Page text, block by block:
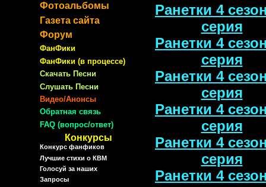
Фотоальбомы
Газета сайта
Форум
ФанФики
ФанФики (в процессе)
Скачать Песни
Слушать Песни
Видео/Анонсы
Обратная связь
FAQ (вопрос/ответ)
Конкурсы
Конкурс фанфиков
Лучшие стихи о КВМ
Голосуй за наших
Запросы
Ранетки 4
серия
Ранетки 4
серия
Ранетки 4
серия
Ранетки 4
серия
Ранетки 4
серия
Ранетки 4